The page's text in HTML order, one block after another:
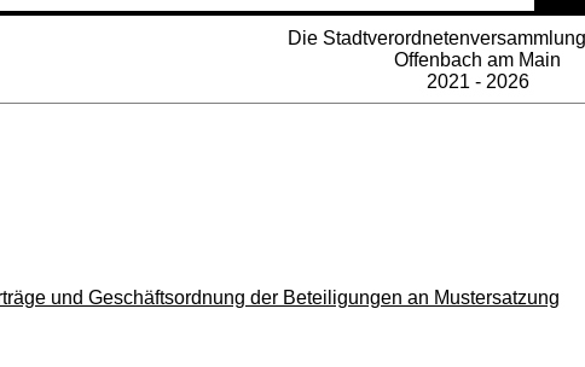
Die
Offenbach am Main
2021 - 2026
und Geschäftsordnung der Beteiligungen an Mustersatzung